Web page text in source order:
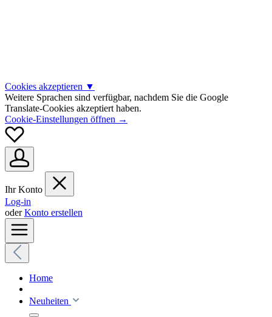
Cookies akzeptieren ▼
Weitere Sprachen sind verfügbar, nachdem Sie die Google
Translate-Cookies akzeptiert haben.
Cookie-Einstellungen öffnen →
Ihr Konto
Log-in
oderKonto erstellen
Home
Neuheiten